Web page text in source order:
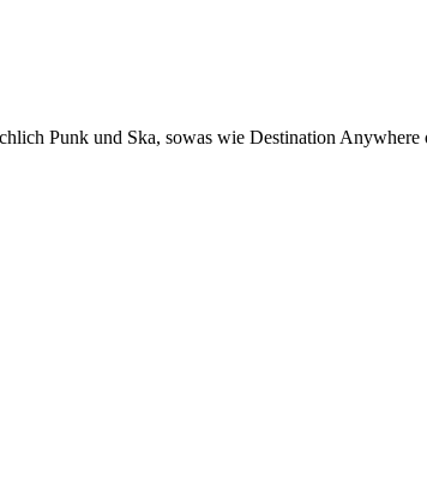
Punk und Ska, sowas wie Destination